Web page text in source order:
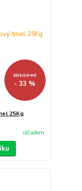
281,93 Kč
- 33 %
25Kg
skladem